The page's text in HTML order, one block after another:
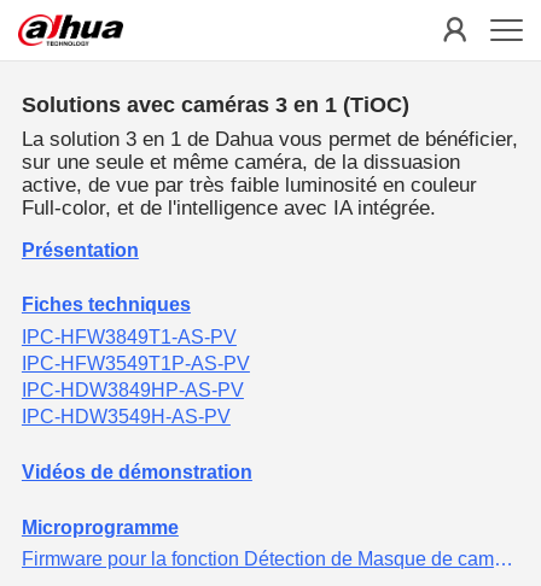
Solutions avec caméras 3 en 1 (TiOC)
La solution 3 en 1 de Dahua vous permet de bénéficier,
sur une seule et même caméra, de la dissuasion
active, de vue par très faible luminosité en couleur
Full-color, et de l'intelligence avec IA intégrée.
Présentation
Fiches techniques
IPC-HFW3849T1-AS-PV
IPC-HFW3549T1P-AS-PV
IPC-HDW3849HP-AS-PV
IPC-HDW3549H-AS-PV
Vidéos de démonstration
Microprogramme
Firmware pour la fonction Détection de Masque de caméra IP: DH_IPC-HX5XXX-Volt_Eng_P_Stream3_V2.800.00AD000.0.R.200729